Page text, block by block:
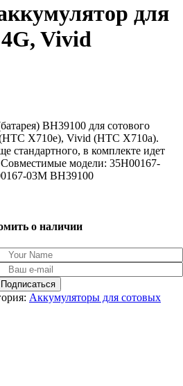
для
Vivid
BH39100 для сотового
X710e), Vivid (HTC X710a).
стандартного, в комплекте идет
модели: 35H00167-
03M BH39100
о наличии
Аккумуляторы для сотовых